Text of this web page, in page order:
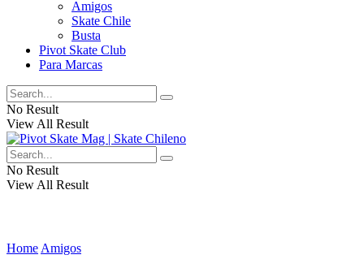
Amigos
Skate Chile
Busta
Pivot Skate Club
Para Marcas
No Result
View All Result
No Result
View All Result
Home Amigos